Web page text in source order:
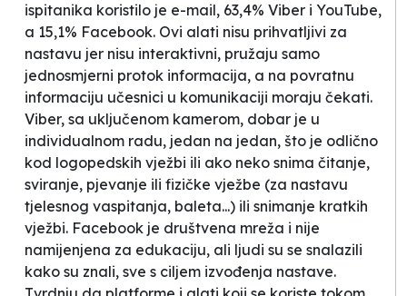
ispitanika koristilo je e-mail, 63,4% Viber i YouTube,
a 15,1% Facebook. Ovi alati nisu prihvatljivi za
nastavu jer nisu interaktivni, pružaju samo
jednosmjerni protok informacija, a na povratnu
informaciju učesnici u komunikaciji moraju čekati.
Viber, sa uključenom kamerom, dobar je u
individualnom radu, jedan na jedan, što je odlično
kod logopedskih vježbi ili ako neko snima čitanje,
sviranje, pjevanje ili fizičke vježbe (za nastavu
tjelesnog vaspitanja, baleta...) ili snimanje kratkih
vježbi. Facebook je društvena mreža i nije
namijenjena za edukaciju, ali ljudi su se snalazili
kako su znali, sve s ciljem izvođenja nastave.